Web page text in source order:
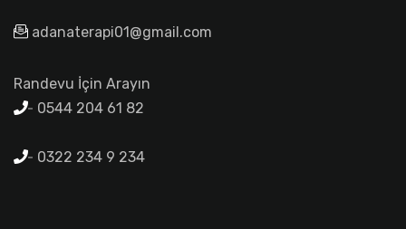
adanaterapi01@gmail.com
Randevu İçin Arayın
0544 204 61 82
0322 234 9 234